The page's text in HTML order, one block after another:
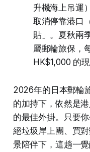
升機海上吊運）
取消停靠港口
貼」。夏秋兩
屬郵輪旅保，
HK$1,000 的
2026年的日本郵輪
的加持下，依然是
的最佳外掛。只要
絕垃圾岸上團、買
景陪伴下，這趟一